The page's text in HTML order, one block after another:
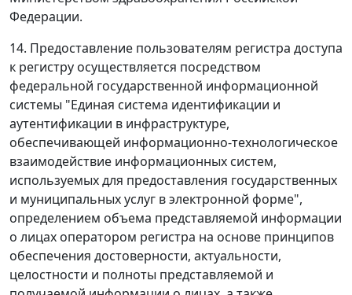
Федерации.
14. Предоставление пользователям регистра доступа
к регистру осуществляется посредством
федеральной государственной информационной
системы "Единая система идентификации и
аутентификации в инфраструктуре,
обеспечивающей информационно-технологическое
взаимодействие информационных систем,
используемых для предоставления государственных
и муниципальных услуг в электронной форме",
определением объема представляемой информации
о лицах оператором регистра на основе принципов
обеспечения достоверности, актуальности,
целостности и полноты представляемой и